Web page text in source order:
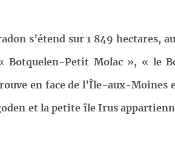
s’étend sur 1 849 hectares,
Botquelen-Petit Molac », « le
en face de l’Île-aux-Moines
et la petite île Irus